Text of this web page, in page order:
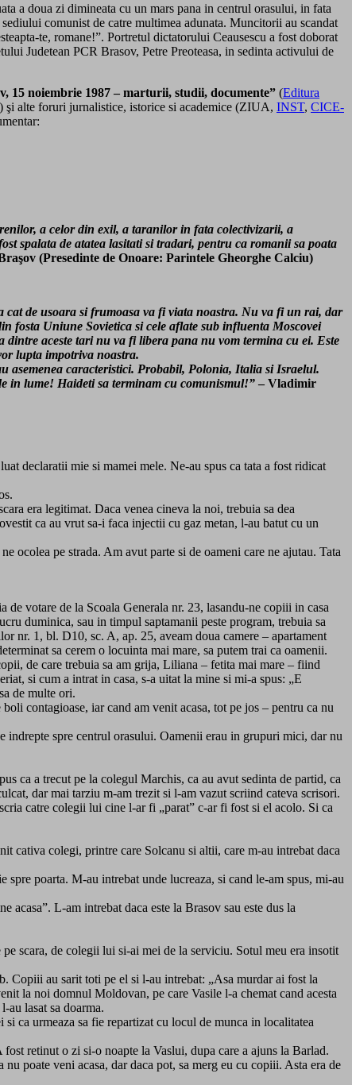
a doua zi dimineata cu un mars pana in centrul orasului, in fata
comunist de catre multimea adunata. Muncitorii au scandat
te, romane!”. Portretul dictatorului Ceausescu a fost doborat
Judetean PCR Brasov, Petre Preoteasa, in sedinta activului de
15 noiembrie 1987 – marturii, studii, documente” (Editura
alte foruri jurnalistice, istorice si academice (ZIUA, INST, CICE-
a celor din exil, a taranilor in fata colectivizarii, a
spalata de atatea lasitati si tradari, pentru ca romanii sa poata
(Presedinte de Onoare: Parintele Gheorghe Calciu)
cat de usoara si frumoasa va fi viata noastra. Nu va fi un rai, dar
fosta Uniune Sovietica si cele aflate sub influenta Moscovei
aceste tari nu va fi libera pana nu vom termina cu ei. Este
lupta impotriva noastra.
asemenea caracteristici. Probabil, Polonia, Italia si Israelul.
in lume! Haideti sa terminam cu comunismul!” – Vladimir
declaratii mie si mamei mele. Ne-au spus ca tata a fost ridicat
era legitimat. Daca venea cineva la noi, trebuia sa dea
ca au vrut sa-i faca injectii cu gaz metan, l-au batut cu un
ocolea pe strada. Am avut parte si de oameni care ne ajutau. Tata
votare de la Scoala Generala nr. 23, lasandu-ne copiii in casa
duminica, sau in timpul saptamanii peste program, trebuia sa
nr. 1, bl. D10, sc. A, ap. 25, aveam doua camere – apartament
sa cerem o locuinta mai mare, sa putem trai ca oamenii.
de care trebuia sa am grija, Liliana – fetita mai mare – fiind
si cum a intrat in casa, s-a uitat la mine si mi-a spus: „E
de multe ori.
contagioase, iar cand am venit acasa, tot pe jos – pentru ca nu
indrepte spre centrul orasului. Oamenii erau in grupuri mici, dar nu
ca a trecut pe la colegul Marchis, ca au avut sedinta de partid, ca
dar mai tarziu m-am trezit si l-am vazut scriind cateva scrisori.
catre colegii lui cine l-ar fi „parat” c-ar fi fost si el acolo. Si ca
cativa colegi, printre care Solcanu si altii, care m-au intrebat daca
poarta. M-au intrebat unde lucreaza, si cand le-am spus, mi-au
acasa”. L-am intrebat daca este la Brasov sau este dus la
scara, de colegii lui si-ai mei de la serviciu. Sotul meu era insotit
Copiii au sarit toti pe el si l-au intrebat: „Asa murdar ai fost la
la noi domnul Moldovan, pe care Vasile l-a chemat cand acesta
au lasat sa doarma.
ca urmeaza sa fie repartizat cu locul de munca in localitatea
retinut o zi si-o noapte la Vaslui, dupa care a ajuns la Barlad.
poate veni acasa, dar daca pot, sa merg eu cu copiii. Asta era de